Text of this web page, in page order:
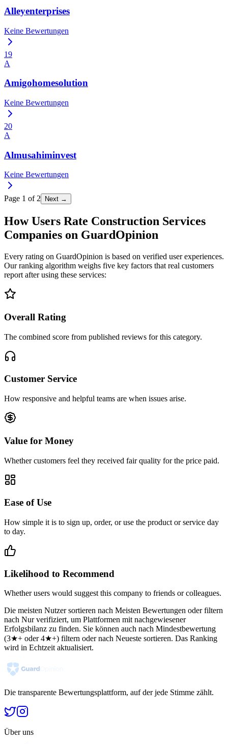
Alleyenterprises
Keine Bewertungen
19
A
Amigohomesolution
Keine Bewertungen
20
A
Almusahiminvest
Keine Bewertungen
Page 1 of2 Next →
How Users Rate Construction Services
Companies on GuardOpinion
Every rating on GuardOpinion is based on verified user experiences.
Our ranking algorithm weighs five key factors that real customers
report after using these services:
Overall Rating
The combined score from published reviews for this category.
Customer Service
How responsive and helpful teams are when issues arise.
Value for Money
Whether customers feel they received fair quality for the price paid.
Ease of Use
How simple it is to sign up, order, or use the product or service day
to day.
Likelihood to Recommend
Whether users would suggest this company to friends or colleagues.
Die meisten Nutzer sortieren nach Meisten Bewertungen oder filtern
nach Nur verifiziert, um Plattformen mit nachgewiesener
Erfolgsbilanz zu finden. Sie können auch nach Mindestbewertung
(3★+ oder 4★+) filtern oder nach Neueste sortieren. Das Ranking
wird in Echtzeit aktualisiert.
Die transparente Bewertungsplattform, auf der jede Stimme zählt.
Über uns